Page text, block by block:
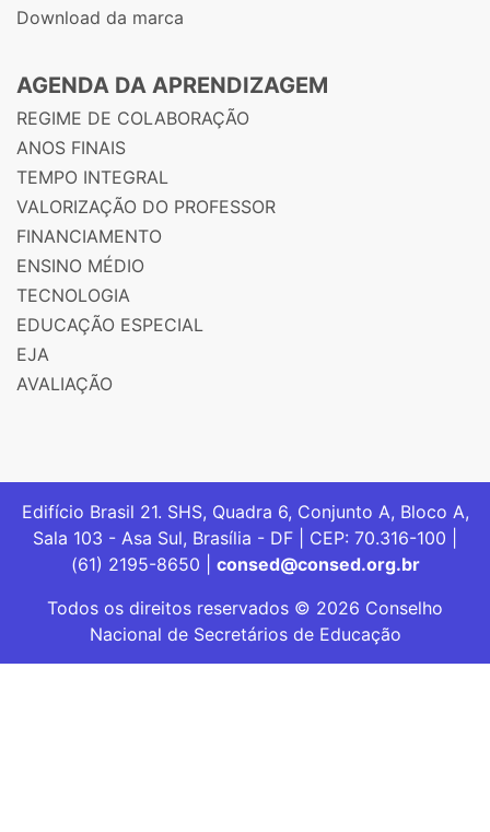
Download da marca
AGENDA DA APRENDIZAGEM
REGIME DE COLABORAÇÃO
ANOS FINAIS
TEMPO INTEGRAL
VALORIZAÇÃO DO PROFESSOR
FINANCIAMENTO
ENSINO MÉDIO
TECNOLOGIA
EDUCAÇÃO ESPECIAL
EJA
AVALIAÇÃO
Edifício Brasil 21. SHS, Quadra 6, Conjunto A, Bloco A,
Sala 103 - Asa Sul, Brasília - DF | CEP: 70.316-100 |
(61) 2195-8650 | consed@consed.org.br
Todos os direitos reservados © 2026 Conselho
Nacional de Secretários de Educação